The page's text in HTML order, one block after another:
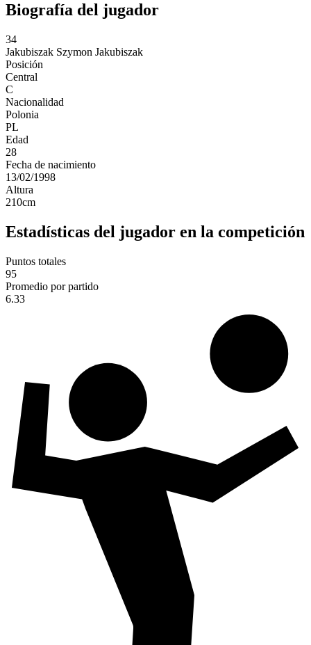
Biografía del jugador
34
Jakubiszak Szymon Jakubiszak
Posición
Central
C
Nacionalidad
Polonia
PL
Edad
28
Fecha de nacimiento
13/02/1998
Altura
210cm
Estadísticas del jugador en la competición
Puntos totales
95
Promedio por partido
6.33